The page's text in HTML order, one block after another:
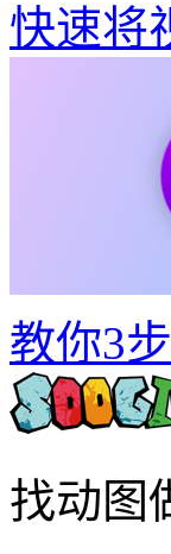
快速将
教你3
找动图